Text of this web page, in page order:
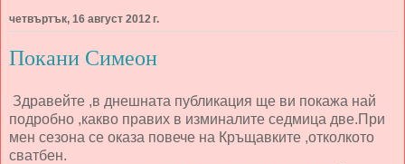
четвъртък, 16 август 2012 г.
Покани Симеон
Здравейте ,в днешната публикация ще ви покажа най
подробно ,какво правих в изминалите седмица две.При
мен сезона се оказа повече на Кръщавките ,отколкото
сватбен.